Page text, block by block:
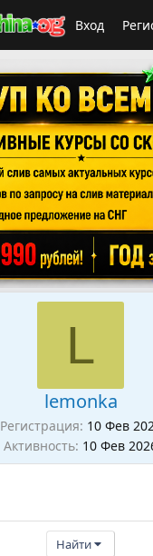
Вход
L
lemonka
Регистрация 10 Фев
Активность 10 Фев
Найти